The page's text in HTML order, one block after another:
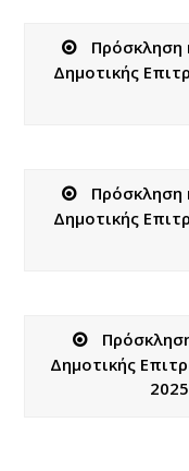
Πρόσκληση
Δημοτικής
Πρόσκληση
Δημοτικής
Δημοτικής